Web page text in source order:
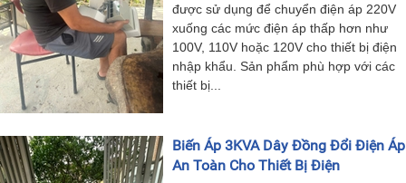
được sử dụng để chuyển điện áp 220V
xuống các mức điện áp thấp hơn như
100V, 110V hoặc 120V cho thiết bị điện
nhập khẩu. Sản phẩm phù hợp với các
thiết bị...
Biến Áp 3KVA Dây Đồng Đổi Điện Áp
An Toàn Cho Thiết Bị Điện